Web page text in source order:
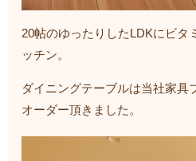
20帖のゆったりしたLDKにビタ
ッチン。
ダイニングテーブルは当社家具
オーダー頂きました。